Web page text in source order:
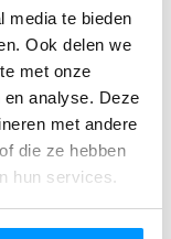
media te bieden
Ook delen we
met onze
analyse. Deze
met andere
die ze hebben
hun services.
zonder het
ultrasone
van
korte tijd al
uit je huis
(13)
(5)
(0)
(0)
(0)